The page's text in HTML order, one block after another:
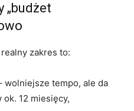
„budżet
zakres to:
wolniejsze tempo, ale da
12 miesięcy,